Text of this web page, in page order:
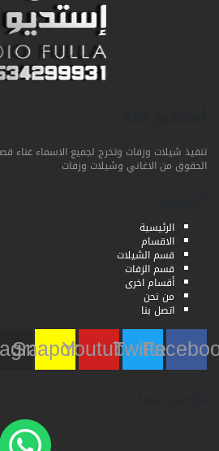
تنفيذ شيلات وزفات وتخرج لجميع الاسماء غناء
الحقوق من الاغاني وشيلات وزفات
الرئيسية
الاقسام
قسم الشيلات
قسم الزفات
أقسام اخرى
من نحن
اتصل بنا
Twitter
Youtube
Snapchat